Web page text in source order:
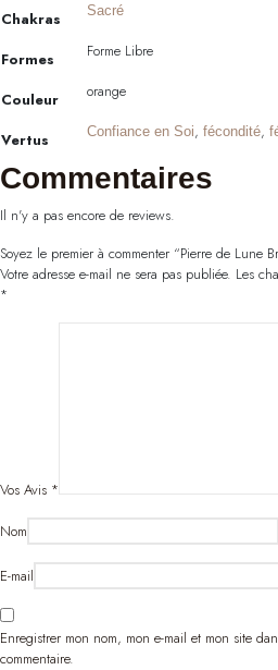
Chakras
Sacré
Formes Forme Libre
Couleur orange
Vertus Confiance en Soi, fécondité,
Commentaires
Il n'y a pas encore de reviews.
Soyez le premier à commenter “Pierre de Lune
Votre adresse e-mail ne sera pas publiée. Les
*
Vos Avis *
Nom
E-mail
Enregistrer mon nom, mon e-mail et mon site
commentaire.